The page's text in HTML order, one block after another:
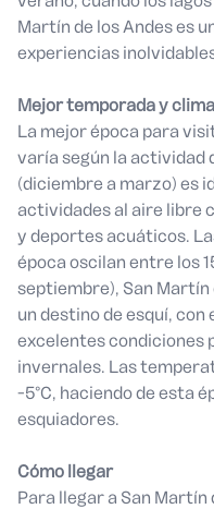
Martín de los Andes es
experiencias
Mejor temporada y clima
La mejor época para
varía según la actividad
(diciembre a marzo) es
actividades al aire libre
y deportes acuáticos.
época oscilan entre los
septiembre), San Martín
un destino de esquí,
excelentes condiciones
invernales. Las
-5°C, haciendo de esta
esquiadores.
Cómo llegar
Para llegar a San Martín